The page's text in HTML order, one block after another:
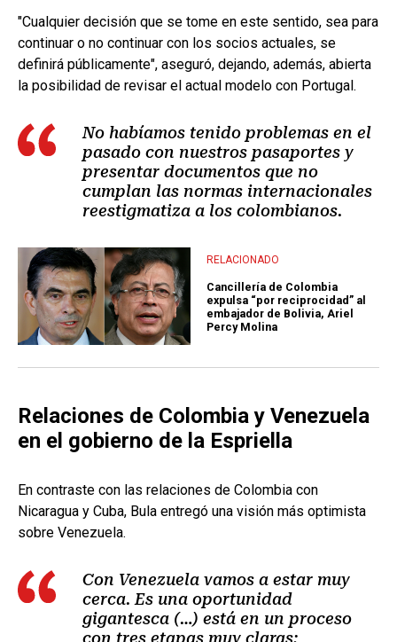
"Cualquier decisión que se tome en este sentido, sea para
continuar o no continuar con los socios actuales, se
definirá públicamente", aseguró, dejando, además, abierta
la posibilidad de revisar el actual modelo con Portugal.
No habíamos tenido problemas en el
pasado con nuestros pasaportes y
presentar documentos que no
cumplan las normas internacionales
reestigmatiza a los colombianos.
RELACIONADO
Cancillería de Colombia
expulsa “por reciprocidad” al
embajador de Bolivia, Ariel
Percy Molina
Relaciones de Colombia y Venezuela
en el gobierno de la Espriella
En contraste con las relaciones de Colombia con
Nicaragua y Cuba, Bula entregó una visión más optimista
sobre Venezuela.
Con Venezuela vamos a estar muy
cerca. Es una oportunidad
gigantesca (…) está en un proceso
con tres etapas muy claras: